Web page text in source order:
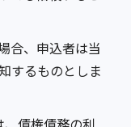
合、申込者は当
するものとしま